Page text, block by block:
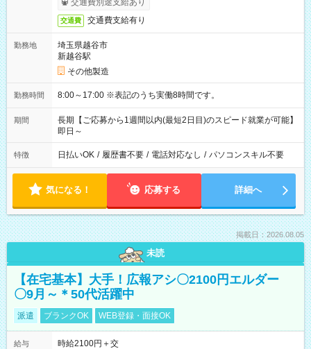
交通費別途支給あり
交通費 交通費支給有り
勤務地
埼玉県越谷市
新越谷駅
その他製造
勤務時間 8:00～17:00 ※表記のうち実働8時間です。
期間
長期【ご応募から1週間以内(最短2日目)のスピード就業が可能】
即日～
特徴 日払いOK / 履歴書不要 / 電話対応なし / パソコンスキル不要
気になる！ 応募する 詳細へ
掲載日：2026.08.05
未読
【在宅基本】大手！広報アシ〇2100円エルダー
〇9月～＊50代活躍中
派遣 ブランクOK WEB登録・面接OK
給与
時給2100円＋交